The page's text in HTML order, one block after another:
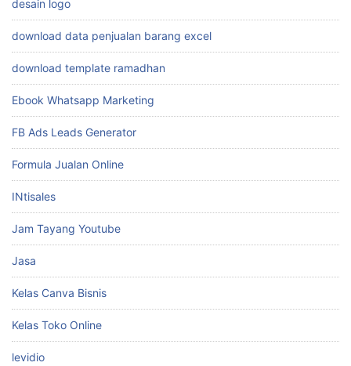
desain logo
download data penjualan barang excel
download template ramadhan
Ebook Whatsapp Marketing
FB Ads Leads Generator
Formula Jualan Online
INtisales
Jam Tayang Youtube
Jasa
Kelas Canva Bisnis
Kelas Toko Online
levidio